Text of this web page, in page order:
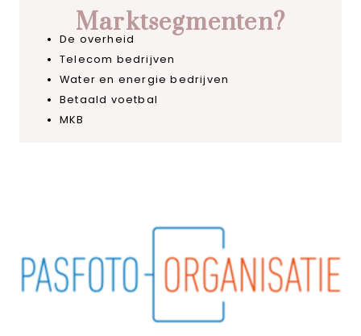
Marktsegmenten?
De overheid
Telecom bedrijven
Water en energie bedrijven
Betaald voetbal
MKB